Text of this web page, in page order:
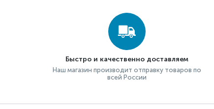
Быстро и качественно доставляем
Наш магазин производит отправку товаров по
всей России